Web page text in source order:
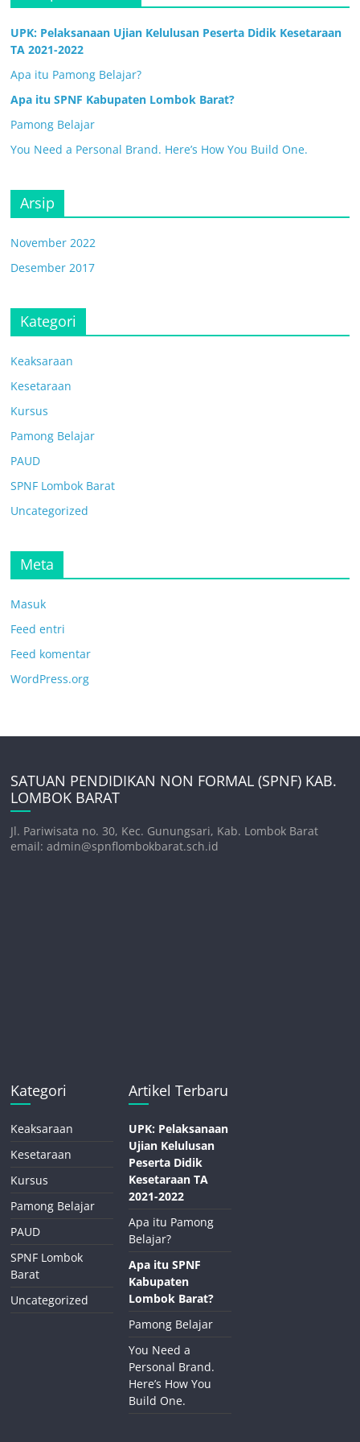
UPK: Pelaksanaan Ujian Kelulusan Peserta Didik Kesetaraan
TA 2021-2022
Apa itu Pamong Belajar?
Apa itu SPNF Kabupaten Lombok Barat?
Pamong Belajar
You Need a Personal Brand. Here’s How You Build One.
Arsip
November 2022
Desember 2017
Kategori
Keaksaraan
Kesetaraan
Kursus
Pamong Belajar
PAUD
SPNF Lombok Barat
Uncategorized
Meta
Masuk
Feed entri
Feed komentar
WordPress.org
SATUAN PENDIDIKAN NON FORMAL (SPNF) KAB.
LOMBOK BARAT
Jl. Pariwisata no. 30, Kec. Gunungsari, Kab. Lombok Barat
email: admin@spnflombokbarat.sch.id
Kategori
Keaksaraan
Kesetaraan
Kursus
Pamong Belajar
PAUD
SPNF Lombok
Barat
Uncategorized
Artikel Terbaru
UPK: Pelaksanaan
Ujian Kelulusan
Peserta Didik
Kesetaraan TA
2021-2022
Apa itu Pamong
Belajar?
Apa itu SPNF
Kabupaten
Lombok Barat?
Pamong Belajar
You Need a
Personal Brand.
Here’s How You
Build One.